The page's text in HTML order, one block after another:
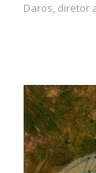
Daros, diretor